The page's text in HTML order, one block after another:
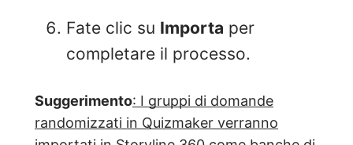
Fate clic su Importa per
completare il processo.
Suggerimento: I gruppi di domande
randomizzati in Quizmaker verranno